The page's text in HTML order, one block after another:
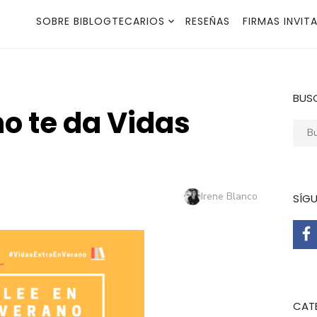
SOBRE BIBLOGTECARIOS RESEÑAS FIRMAS
te da Vidas
Autor
Irene Blanco